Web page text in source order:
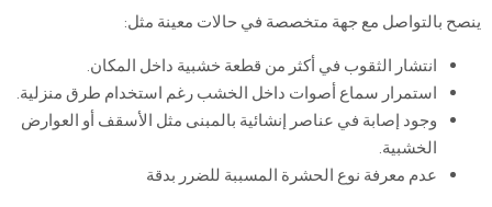
ينصح بالتواصل مع جهة متخصصة في حالات معينة مثل:
انتشار الثقوب في أكثر من قطعة خشبية داخل المكان.
استمرار سماع أصوات داخل الخشب رغم استخدام طرق منزلية.
وجود إصابة في عناصر إنشائية بالمبنى مثل الأسقف أو العوارض
الخشبية.
عدم معرفة نوع الحشرة المسببة للضرر بدقة